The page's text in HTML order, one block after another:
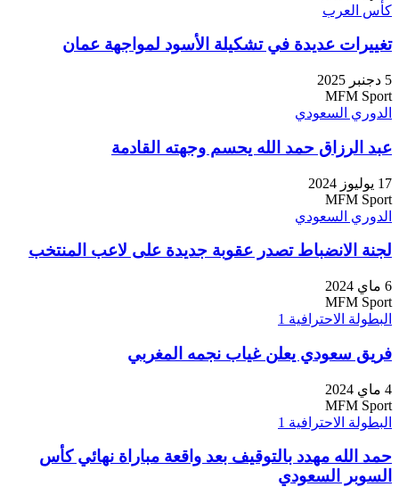
كأس العرب
تغييرات عديدة في تشكيلة الأسود لمواجهة عمان
5 دجنبر 2025
MFM Sport
الدوري السعودي
عبد الرزاق حمد الله يحسم وجهته القادمة
17 يوليوز 2024
MFM Sport
الدوري السعودي
لجنة الانضباط تصدر عقوبة جديدة على لاعب المنتخب
6 ماي 2024
MFM Sport
البطولة الاحترافية 1
فريق سعودي يعلن غياب نجمه المغربي
4 ماي 2024
MFM Sport
البطولة الاحترافية 1
حمد الله مهدد بالتوقيف بعد واقعة مباراة نهائي كأس
السوبر السعودي